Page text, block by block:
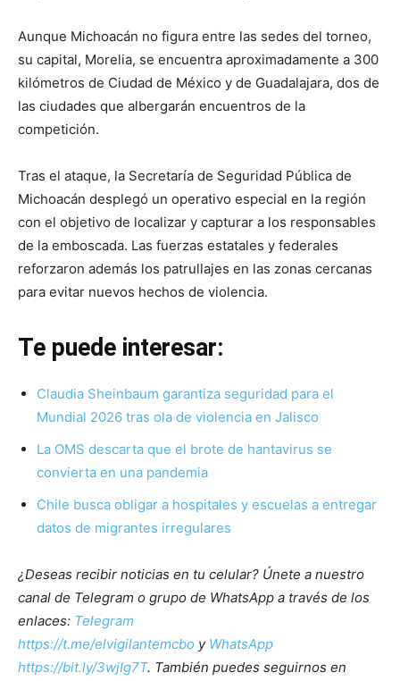
Aunque Michoacán no figura entre las sedes del torneo,
su capital, Morelia, se encuentra aproximadamente a 300
kilómetros de Ciudad de México y de Guadalajara, dos de
las ciudades que albergarán encuentros de la
competición.
Tras el ataque, la Secretaría de Seguridad Pública de
Michoacán desplegó un operativo especial en la región
con el objetivo de localizar y capturar a los responsables
de la emboscada. Las fuerzas estatales y federales
reforzaron además los patrullajes en las zonas cercanas
para evitar nuevos hechos de violencia.
Te puede interesar:
Claudia Sheinbaum garantiza seguridad para el
Mundial 2026 tras ola de violencia en Jalisco
La OMS descarta que el brote de hantavirus se
convierta en una pandemia
Chile busca obligar a hospitales y escuelas a entregar
datos de migrantes irregulares
¿Deseas recibir noticias en tu celular? Únete a nuestro
canal de Telegram o grupo de WhatsApp a través de los
enlaces: Telegram
https://t.me/elvigilantemcbo y WhatsApp
https://bit.ly/3wjIg7T. También puedes seguirnos en